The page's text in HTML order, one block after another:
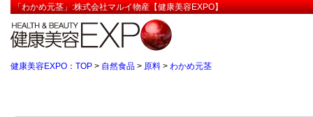
「わかめ元茎」:株式会社マルイ物産【健康美容EXPO】
健康美容EXPO：TOP > 自然食品 > 原料 > わかめ元茎